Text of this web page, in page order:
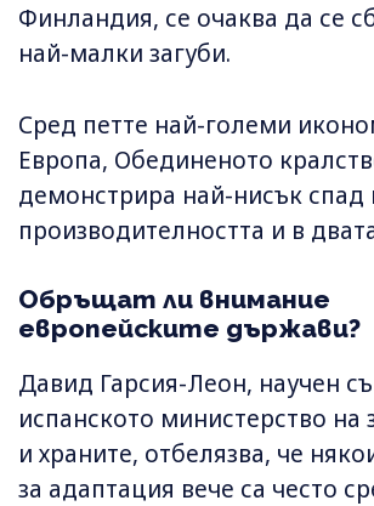
Финландия, се очаква да се
най-малки загуби.
Сред петте най-големи
Европа, Обединеното
демонстрира най-нисък спад
производителността и в
Обръщат ли внимание
европейските държави?
Давид Гарсия-Леон, научен
испанското министерство на
и храните, отбелязва, че
за адаптация вече са често